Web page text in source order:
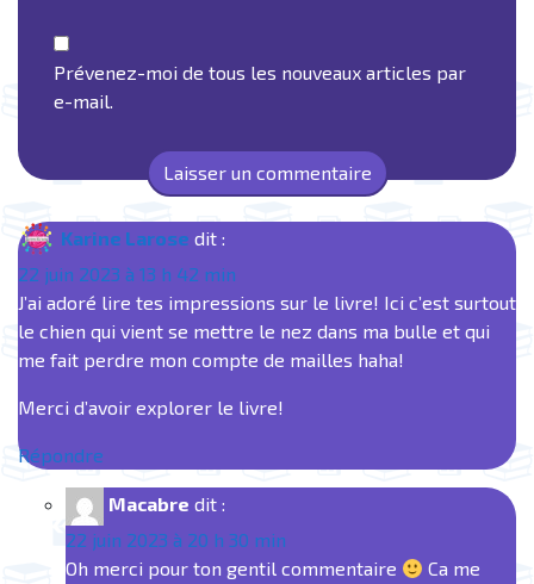
Prévenez-moi de tous les nouveaux articles par
e-mail.
Karine Larose dit :
22 juin 2023 à 13 h 42 min
J’ai adoré lire tes impressions sur le livre! Ici c’est surtout
le chien qui vient se mettre le nez dans ma bulle et qui
me fait perdre mon compte de mailles haha!
Merci d’avoir explorer le livre!
Répondre
Macabre dit :
22 juin 2023 à 20 h 30 min
Oh merci pour ton gentil commentaire
Ca me